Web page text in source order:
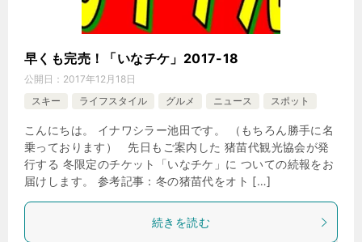
早くも完売！「いなチケ」2017-18
公開日： 2017年12月18日
スキー
ライフスタイル グルメ ニュース スポット
こんにちは。 イナワシラー池田です。 （もちろん勝手に名
乗っております） 先日もご案内した 猪苗代観光協会が発
行する 冬限定のチケット「いなチケ」に ついての続報をお
届けします。 参考記事：冬の猪苗代をオト […]
続きを読む